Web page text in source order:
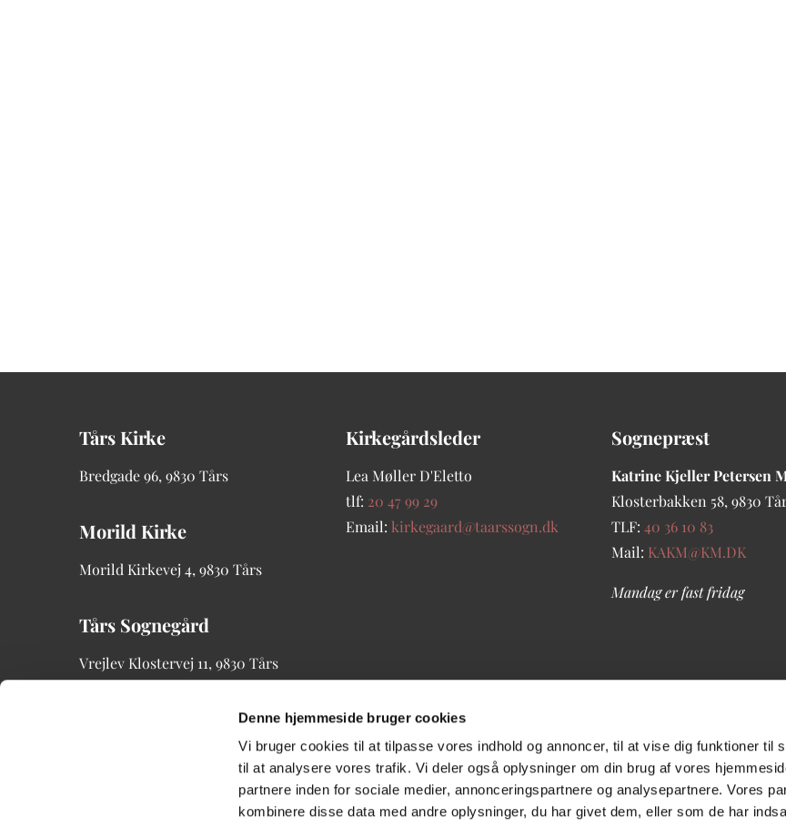
Denne hjemmeside bruger cookies
Vi bruger cookies til at tilpasse vores indhold og annoncer, til at vise dig funktioner til
til at analysere vores trafik. Vi deler også oplysninger om din brug af vores
partnere inden for sociale medier, annonceringspartnere og analysepartnere. Vores
kombinere disse data med andre oplysninger, du har givet dem, eller som de har
Tårs Kirke
Bredgade96, 9830 Tårs
Morild Kirke
Morild Kirkevej 4, 9830 Tårs
Tårs Sognegård
Vrejlev Klostervej 11, 9830 Tårs
Kirkegårdsleder
Lea Møller D'Eletto
tlf: 20 47 99 29
Email: kirkegaard@taarssogn.dk
Sognepræst
Katrine Kjeller Petersen
Klosterbakken 58, 9830
TLF: 40 36 10 83
Mail: KAKM@KM.DK
Mandag er fast fridag